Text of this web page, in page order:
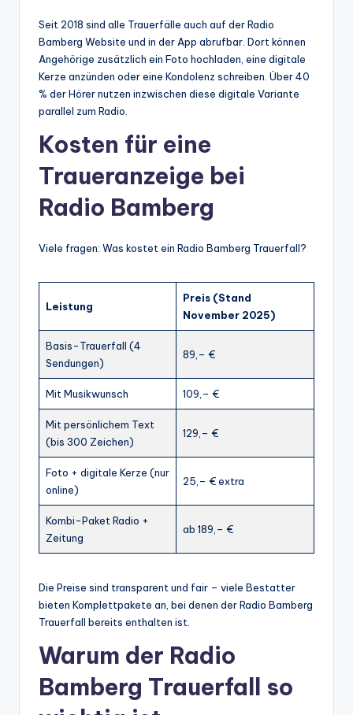
Seit 2018 sind alle Trauerfälle auch auf der Radio
Bamberg Website und in der App abrufbar. Dort können
Angehörige zusätzlich ein Foto hochladen, eine digitale
Kerze anzünden oder eine Kondolenz schreiben. Über 40
% der Hörer nutzen inzwischen diese digitale Variante
parallel zum Radio.
Kosten für eine
Traueranzeige bei
Radio Bamberg
Viele fragen: Was kostet ein Radio Bamberg Trauerfall?
Leistung
Preis (Stand
November 2025)
Basis-Trauerfall (4
Sendungen)
89,– €
Mit Musikwunsch 109,– €
Mit persönlichem Text
(bis 300 Zeichen)
129,– €
Foto + digitale Kerze (nur
online)
25,– € extra
Kombi-Paket Radio +
Zeitung
ab 189,– €
Die Preise sind transparent und fair – viele Bestatter
bieten Komplettpakete an, bei denen der Radio Bamberg
Trauerfall bereits enthalten ist.
Warum der Radio
Bamberg Trauerfall so